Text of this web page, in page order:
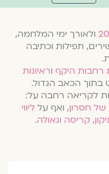
ולאורך ימי המלחמה,
תפילות וכתיבה
רחבות היקףוראיונות
הכאב הגדול.
לקריאה רחבה על:
חסרון, ואף עלליווי
,קריסה וגאולה.